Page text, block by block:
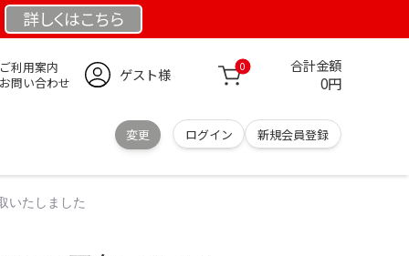
詳しくはこちら
利用案内
問い合わせ
ゲスト様 0 合計金額
0円
変更 ログイン 新規会員登録
いたしました